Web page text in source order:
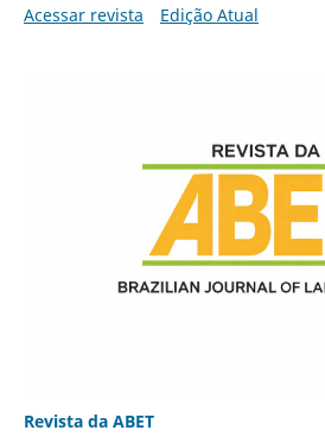
Acessar revista Edição Atual
Revista da ABET